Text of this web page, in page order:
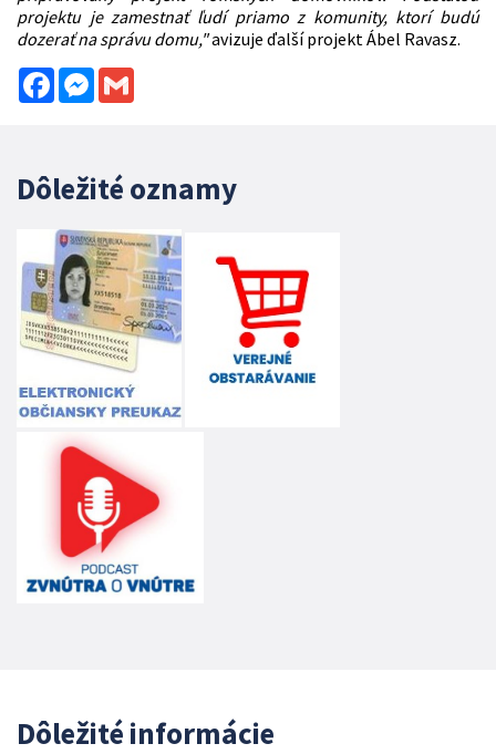
projektu je zamestnať ľudí priamo z komunity, ktorí budú
dozerať na správu domu,"avizuje ďalší projekt Ábel Ravasz.
FacebookMessenger
Dôležité oznamy
Dôležité informácie